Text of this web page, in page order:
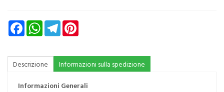
FacebookWhatsAppTelegram
Descrizione Informazioni sulla spedizione
Informazioni Generali